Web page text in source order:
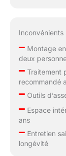
Inconvénients
–Montage en
deux
–Traitement
recommandé
–Outils
–Espace
ans
–Entretien
longévité